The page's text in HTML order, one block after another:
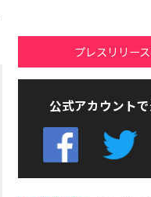
プレスリリー
公式アカウント